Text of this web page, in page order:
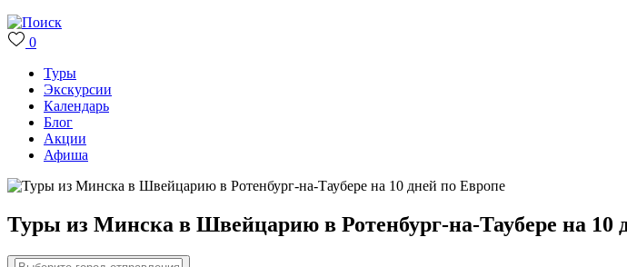
0
Туры
Экскурсии
Календарь
Блог
Акции
Афиша
Туры из Минска в Швейцарию в Ротенбург-на-Таубере на 10